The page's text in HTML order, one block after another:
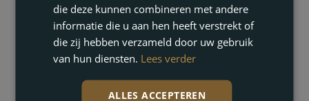
die deze kunnen combineren met andere
informatie die u aan hen heeft verstrekt of
die zij hebben verzameld door uw gebruik
van hun diensten. Lees verder
ALLES ACCEPTEREN